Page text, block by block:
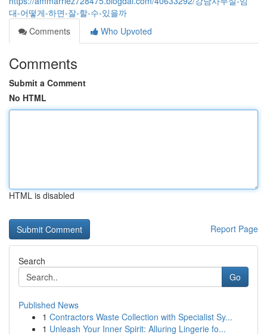
대-어떻게-하면-잘-할-수-있을까
Comments
Who Upvoted
Comments
Submit a Comment
No HTML
HTML is disabled
Report Page
Search
Go
Published News
1 Contractors Waste Collection with Specialist Sy...
1 Unleash Your Inner Spirit: Alluring Lingerie fo...